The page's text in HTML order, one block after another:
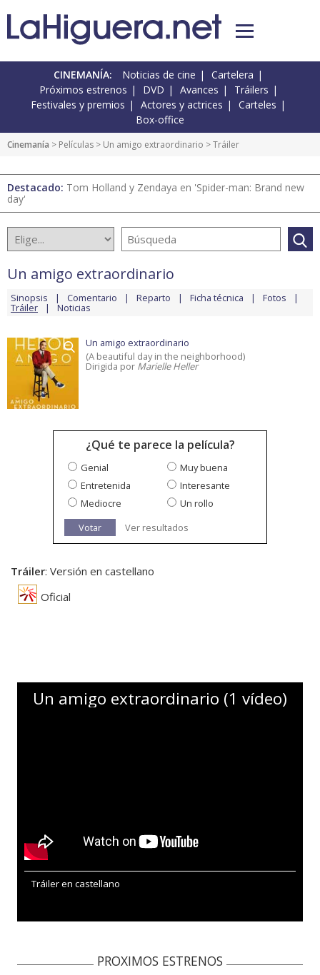
CINEMANÍA: Noticias de cine
Cartelera
Próximos estrenos
DVD Avances
Tráilers
Festivales y premios
Actores y actrices
Carteles
Box-office
Cinemanía > Películas > Un amigo extraordinario > Tráiler
Destacado: Tom Holland y Zendaya en 'Spider-man: Brand new
day'
Un amigo extraordinario
Sinopsis Comentario Reparto Ficha técnica Fotos
Tráiler Noticias
Un amigo extraordinario
(A beautiful day in the neighborhood)
Dirigida por Marielle Heller
¿Qué te parece la película?
Genial
Muy buena
Entretenida
Interesante
Mediocre
Un rollo
Votar
Ver resultados
Tráiler: Versión en castellano
Oficial
Un amigo extraordinario (1 vídeo)
Tráiler en castellano
PROXIMOS ESTRENOS